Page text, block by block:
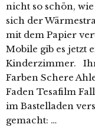
nicht so schön, wie
sich der
mit dem Papier
Mobile gib es jetzt
Kinderzimmer.
Farben Schere
Faden Tesafilm
im Bastelladen
gemacht: …